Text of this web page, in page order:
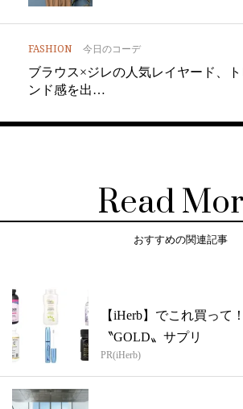
FASHION 今日のコーデ
ブラウス×ジレの人気レイヤード、ト
ンド感を出…
Read
おすすめの関連記事
【iHerb】でこれ買って
〝GOLD〟サプリ
PR(iHerb)